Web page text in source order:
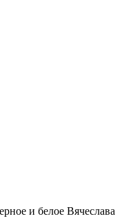
и белое Вячеслава